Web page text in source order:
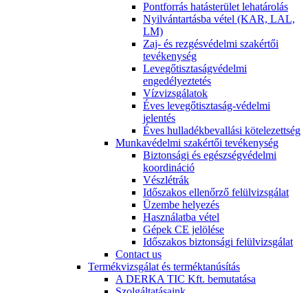
Pontforrás hatásterület lehatárolás
Nyilvántartásba vétel (KAR, LAL,
LM)
Zaj- és rezgésvédelmi szakértői
tevékenység
Levegőtisztaságvédelmi
engedélyeztetés
Vízvizsgálatok
Éves levegőtisztaság-védelmi
jelentés
Éves hulladékbevallási kötelezettség
Munkavédelmi szakértői tevékenység
Biztonsági és egészségvédelmi
koordináció
Vészlétrák
Időszakos ellenőrző felülvizsgálat
Üzembe helyezés
Használatba vétel
Gépek CE jelölése
Időszakos biztonsági felülvizsgálat
Contact us
Termékvizsgálat és terméktanúsítás
A DERKA TIC Kft. bemutatása